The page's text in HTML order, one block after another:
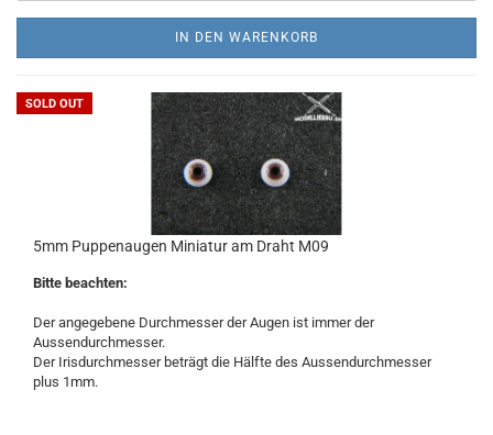
IN DEN WARENKORB
SOLD OUT
5mm Puppenaugen Miniatur am Draht M09
Bitte beachten:
Der angegebene Durchmesser der Augen ist immer der
Aussendurchmesser.
Der Irisdurchmesser beträgt die Hälfte des Aussendurchmesser
plus 1mm.